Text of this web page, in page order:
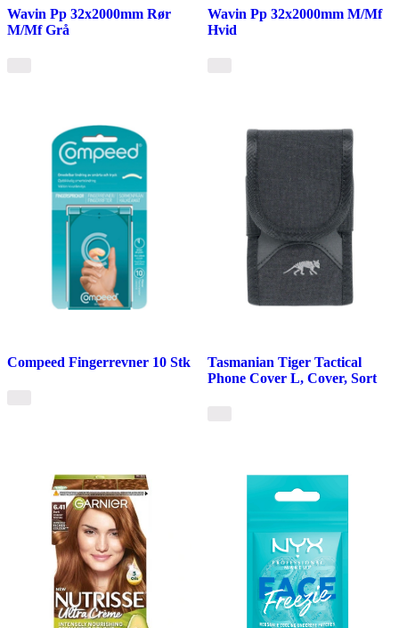
Wavin Pp 32x2000mm Rør
M/Mf Grå
Wavin Pp 32x2000mm M/Mf
Hvid
Compeed Fingerrevner 10 Stk
Tasmanian Tiger Tactical
Phone Cover L, Cover, Sort